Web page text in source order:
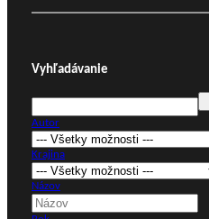
Vyhľadávanie
Autor
Krajina
Názov